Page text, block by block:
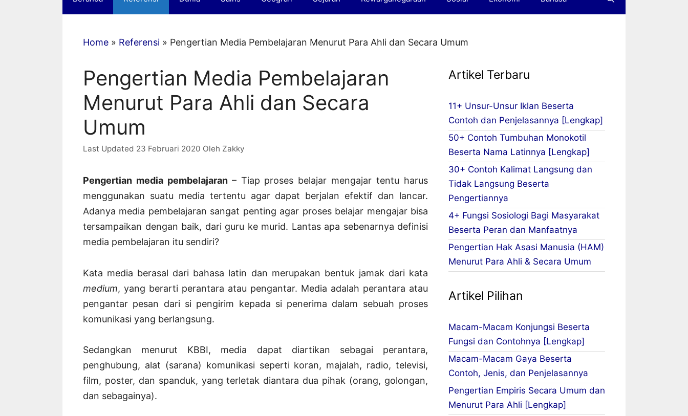
Home » Referensi » Pengertian Media Pembelajaran Menurut Para Ahli dan Secara Umum
Pengertian Media Pembelajaran
Menurut Para Ahli dan Secara
Umum
23 Februari 2020 Oleh Zakky
Pengertian media pembelajaran – Tiap proses belajar mengajar tentu harus
menggunakan suatu media tertentu agar dapat berjalan efektif dan lancar.
Adanya media pembelajaran sangat penting agar proses belajar mengajar bisa
tersampaikan dengan baik, dari guru ke murid. Lantas apa sebenarnya definisi
media pembelajaran itu sendiri?
Kata media berasal dari bahasa latin dan merupakan bentuk jamak dari kata
medium, yang berarti perantara atau pengantar. Media adalah perantara atau
pengantar pesan dari si pengirim kepada si penerima dalam sebuah proses
komunikasi yang berlangsung.
Sedangkan menurut KBBI, media dapat diartikan sebagai perantara,
penghubung, alat (sarana) komunikasi seperti koran, majalah, radio, televisi,
film, poster, dan spanduk, yang terletak diantara dua pihak (orang, golongan,
dan sebagainya).
Artikel Terbaru
11+ Unsur-Unsur Iklan Beserta
Contoh dan Penjelasannya [Lengkap]
50+ Contoh Tumbuhan Monokotil
Beserta Nama Latinnya [Lengkap]
30+ Contoh Kalimat Langsung dan
Tidak Langsung Beserta
Pengertiannya
4+ Fungsi Sosiologi Bagi Masyarakat
Beserta Peran dan Manfaatnya
Pengertian Hak Asasi Manusia (HAM)
Menurut Para Ahli & Secara Umum
Artikel Pilihan
Macam-Macam Konjungsi Beserta
Fungsi dan Contohnya [Lengkap]
Macam-Macam Gaya Beserta
Contoh, Jenis, dan Penjelasannya
Pengertian Empiris Secara Umum dan
Menurut Para Ahli [Lengkap]